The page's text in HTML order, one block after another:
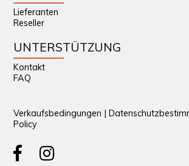
Lieferanten
Reseller
UNTERSTÜTZUNG
Kontakt
FAQ
Verkaufsbedingungen |
Policy